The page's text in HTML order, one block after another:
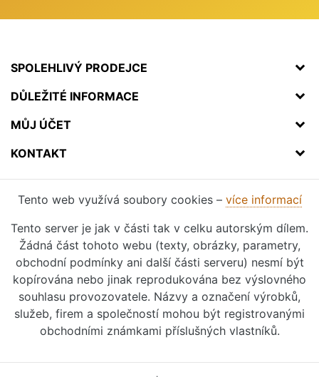
SPOLEHLIVÝ PRODEJCE
DŮLEŽITÉ INFORMACE
MŮJ ÚČET
KONTAKT
Tento web využívá soubory cookies – více informací
Tento server je jak v části tak v celku autorským dílem.
Žádná část tohoto webu (texty, obrázky, parametry,
obchodní podmínky ani další části serveru) nesmí být
kopírována nebo jinak reprodukována bez výslovného
souhlasu provozovatele. Názvy a označení výrobků,
služeb, firem a společností mohou být registrovanými
obchodními známkami příslušných vlastníků.